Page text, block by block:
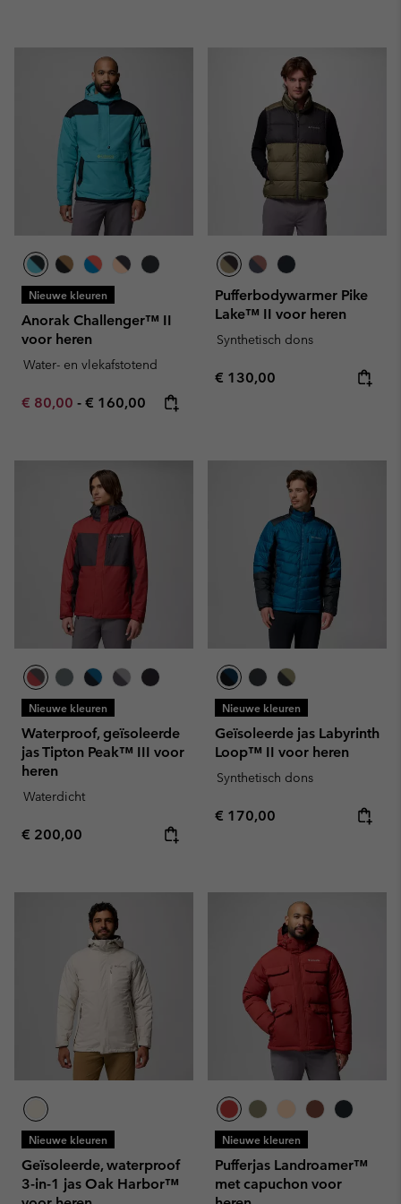
Nieuwe kleuren
Anorak Challenger™ II
voor heren
Water- en vlekafstotend
Minimum sale price:
€ 80,00 - Maximum price:
€ 160,00
Pufferbodywarmer Pike
Lake™ II voor heren
Synthetisch dons
Regular price:
€ 130,00
Nieuwe kleuren
Waterproof, geïsoleerde
jas Tipton Peak™ III voor
heren
Waterdicht
Regular price:
€ 200,00
Nieuwe kleuren
Geïsoleerde jas Labyrinth
Loop™ II voor heren
Synthetisch dons
Regular price:
€ 170,00
Nieuwe kleuren
Geïsoleerde, waterproof
3-in-1 jas Oak Harbor™
Nieuwe kleuren
Pufferjas Landroamer™
met capuchon voor